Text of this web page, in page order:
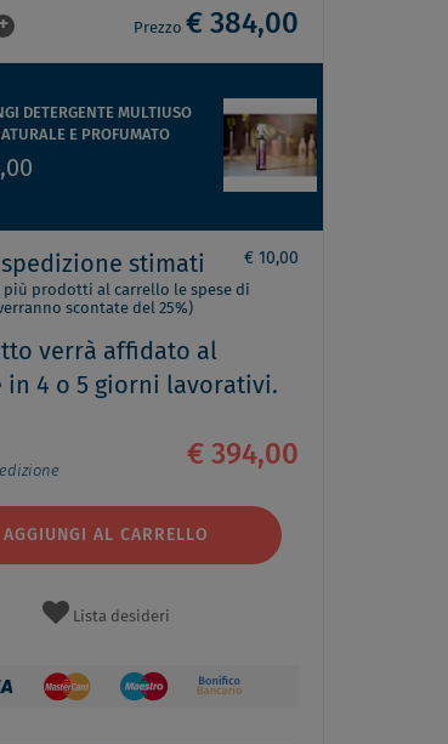
+ Prezzo € 384,00
DETERGENTE MULTIUSO
E PROFUMATO
stimati € 10,00
più prodotti al carrello le spese di
scontate del 25%)
verrà affidato al
in 4 o 5 giorni lavorativi.
€ 394,00
AGGIUNGI AL CARRELLO
Lista desideri